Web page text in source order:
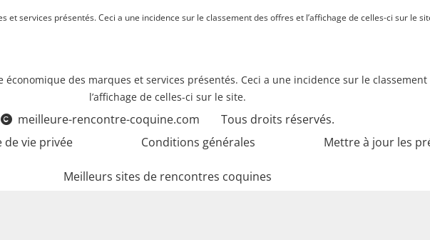
services présentés. Ceci a une incidence sur le classement des offres et l’affichage de celles-ci sur le
des marques et services présentés. Ceci a une incidence sur le
l’affichage de celles-ci sur le site.
meilleure-rencontre-coquine.com
Tous droits réservés.
de vie privée Conditions générales Mettre à jour les
Meilleurs sites de rencontres coquines